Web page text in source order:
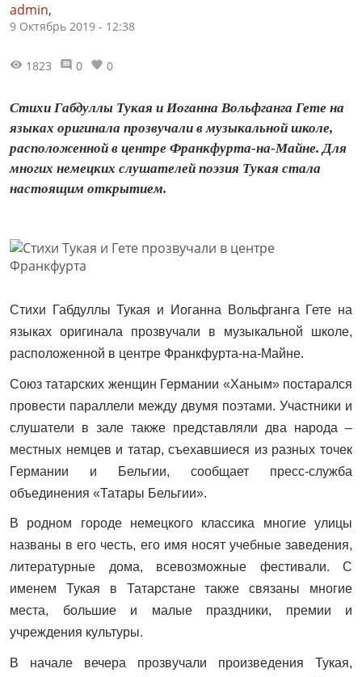
admin,
9 Октябрь 2019 - 12:38
1823 0 0
Стихи Габдуллы Тукая и Иоганна Вольфганга Гете на
языках оригинала прозвучали в музыкальной школе,
расположенной в центре Франкфурта-на-Майне. Для
многих немецких слушателей поэзия Тукая стала
настоящим открытием.
Стихи Габдуллы Тукая и Иоганна Вольфганга Гете на
языках оригинала прозвучали в музыкальной школе,
расположенной в центре Франкфурта-на-Майне.
Союз татарских женщин Германии «Ханым» постарался
провести параллели между двумя поэтами. Участники и
слушатели в зале также представляли два народа –
местных немцев и татар, съехавшиеся из разных точек
Германии и Бельгии, сообщает пресс-служба
объединения «Татары Бельгии».
В родном городе немецкого классика многие улицы
названы в его честь, его имя носят учебные заведения,
литературные дома, всевозможные фестивали. С
именем Тукая в Татарстане также связаны многие
места, большие и малые праздники, премии и
учреждения культуры.
В начале вечера прозвучали произведения Тукая,